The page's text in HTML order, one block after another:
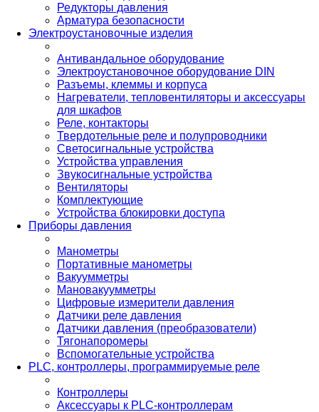
Редукторы давления
Арматура безопасности
Электроустановочные изделия
Антивандальное оборудование
Электроустановочное оборудование DIN
Разъемы, клеммы и корпуса
Нагреватели, тепловентиляторы и аксессуары
для шкафов
Реле, контакторы
Твердотельные реле и полупроводники
Светосигнальные устройства
Устройства управления
Звукосигнальные устройства
Вентиляторы
Комплектующие
Устройства блокировки доступа
Приборы давления
Манометры
Портативные манометры
Вакуумметры
Мановакуумметры
Цифровые измерители давления
Датчики реле давления
Датчики давления (преобразователи)
Тягонапоромеры
Вспомогательные устройства
PLС, контроллеры, программируемые реле
Контроллеры
Аксессуары к PLC-контроллерам